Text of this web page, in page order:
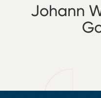
Johann